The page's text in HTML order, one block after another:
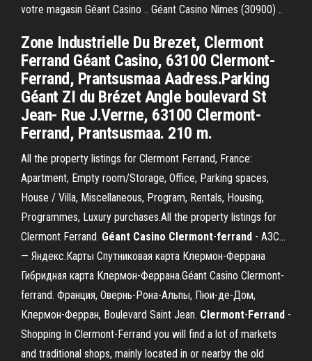
votre magasin Géant Casino .. Géant Casino Nîmes (30900) ..
Zone Industrielle Du Brezet, Clermont
Ferrand Géant Casino, 63100 Clermont-
Ferrand, Prantsusmaa Aadress.Parking
Géant ZI du Brézet Angle boulevard St
Jean- Rue J.Verrne, 63100 Clermont-
Ferrand, Prantsusmaa. 210 m.
All the property listings for Clermont Ferrand, France:
Apartment, Empty room/Storage, Office, Parking spaces,
House / Villa, Miscellaneous, Program, Rentals, Housing,
Programmes, Luxury purchases.All the property listings for
Clermont Ferrand. Géant Casino Clermont-ferrand - АЗС...
— Яндекс.Карты Спутниковая карта Клермон-Феррана
Гибридная карта Клермон-Феррана.Géant Casino Clermont-
ferrand. Франция, Овернь-Рона-Альпы, Пюи-де-Дом,
Клермон-Ферран, Boulevard Saint Jean. Clermont-Ferrand -
Shopping In Clermont-Ferrand you will find a lot of markets
and traditional shops, mainly located in or nearby the old